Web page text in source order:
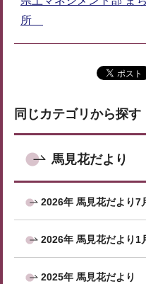
所
同じカテゴリから探す
馬見花だより
2026年 馬見花だより7
2026年 馬見花だより1
2025年 馬見花だより